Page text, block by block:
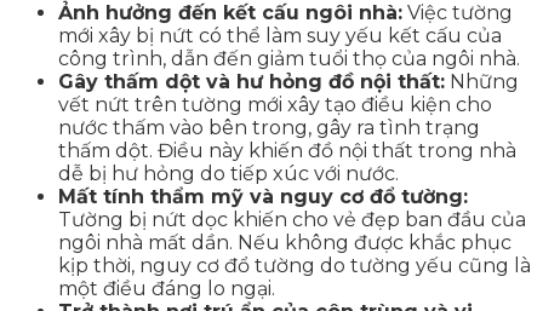
Ảnh hưởng đến kết cấu ngôi nhà: Việc tường
mới xây bị nứt có thể làm suy yếu kết cấu của
công trình, dẫn đến giảm tuổi thọ của ngôi nhà.
Gây thấm dột và hư hỏng đồ nội thất: Những
vết nứt trên tường mới xây tạo điều kiện cho
nước thấm vào bên trong, gây ra tình trạng
thấm dột. Điều này khiến đồ nội thất trong nhà
dễ bị hư hỏng do tiếp xúc với nước.
Mất tính thẩm mỹ và nguy cơ đổ tường:
Tường bị nứt dọc khiến cho vẻ đẹp ban đầu của
ngôi nhà mất dần. Nếu không được khắc phục
kịp thời, nguy cơ đổ tường do tường yếu cũng là
một điều đáng lo ngại.